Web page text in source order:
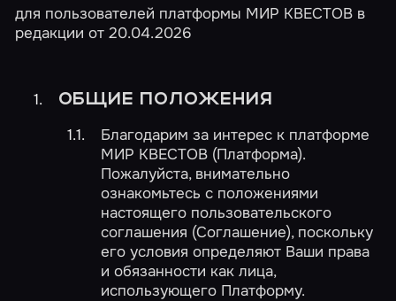
для пользователей платформы МИР КВЕСТОВ в
редакции от 20.04.2026
ОБЩИЕ ПОЛОЖЕНИЯ
Благодарим за интерес к платформе
МИР КВЕСТОВ (Платформа).
Пожалуйста, внимательно
ознакомьтесь с положениями
настоящего пользовательского
соглашения (Соглашение), поскольку
его условия определяют Ваши права
и обязанности как лица,
использующего Платформу.